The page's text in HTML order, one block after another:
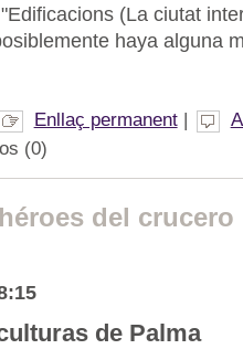
(La ciutat
haya alguna
Enllaç permanent|
(0)
del crucero
de Palma